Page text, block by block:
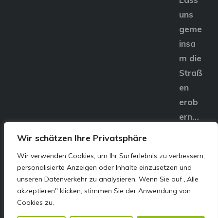
Wir schätzen Ihre Privatsphäre
Wir verwenden Cookies, um Ihr Surferlebnis zu verbessern,
personalisierte Anzeigen oder Inhalte einzusetzen und
unseren Datenverkehr zu analysieren. Wenn Sie auf „Alle
akzeptieren" klicken, stimmen Sie der Anwendung von
Cookies zu.
uns
geme
insa
m die
Straß
en
erob
ern…
© E&S Motors GmbH,
Linzer Straße 83 4240
Freistadt